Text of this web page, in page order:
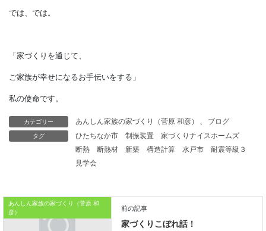
判断できます。
温かさと優しさを
感じることでしょう。
本物に触れる機会を
子供たちには与えてあげたいものです。
おうちのはなしからでした
カテゴリー あんしん家族の家づくり（菅原 和彦） 、
ブログ
タグ
ひたちなか市 制振装置
家づくりナイスホームズ
断熱
断熱材 新築 構造計算 水戸市
耐震等級３
見学会
あんしん家族の家づくり（菅原 和
彦）